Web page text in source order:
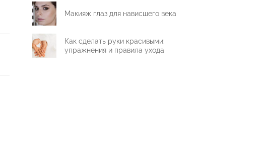
Макияж глаз для нависшего века
Как сделать руки красивыми:
упражнения и правила ухода